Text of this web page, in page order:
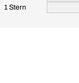
1 Stern